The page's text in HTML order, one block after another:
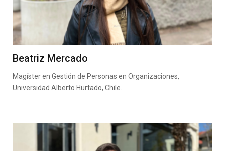
Beatriz Mercado
Magíster en Gestión de Personas en Organizaciones,
Universidad Alberto Hurtado, Chile.